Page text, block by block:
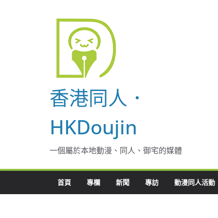
香港同人．
HKDoujin
一個屬於本地動漫、同人、御宅的媒體
首頁 專欄 新聞 專訪 動漫同人活動